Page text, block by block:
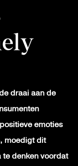
draai aan de
emoties
moedigt dit
te denken voordat